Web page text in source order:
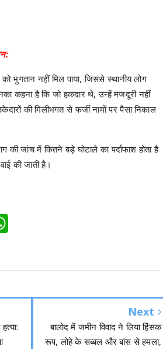
भुगतान नहीं मिल पाया, जिससे स्थानीय लोग
कहना है कि जो हकदार थे, उन्हें मजदूरी नहीं
की मिलीभगत से फर्जी नामों पर पैसा निकाल
की जांच में कितने बड़े घोटाले का पर्दाफाश होता है
की जाती है।
Next
बालोद में जमीन विवाद ने लिया हिंसक
रूप, लोहे के सब्बल और बांस से हमला,